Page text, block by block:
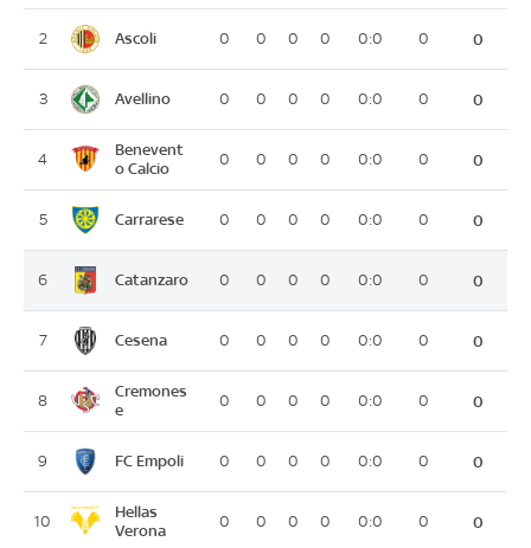
2 Ascoli 0 0 0 0 0:0 0 0
3 Avellino 0 0 0 0 0:0 0 0
4
Benevent
o Calcio
0 0 0 0 0:0 0 0
5 Carrarese 0 0 0 0 0:0 0 0
6 Catanzaro 0 0 0 0 0:0 0 0
7 Cesena 0 0 0 0 0:0 0 0
8
Cremones
e
0 0 0 0 0:0 0 0
9 FC Empoli 0 0 0 0 0:0 0 0
10
Hellas
Verona
0 0 0 0 0:0 0 0